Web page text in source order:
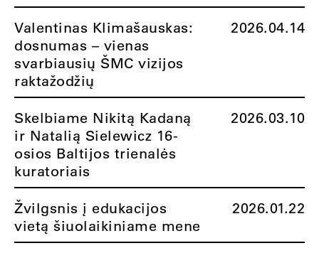
Valentinas Klimašauskas:
dosnumas – vienas
svarbiausių ŠMC vizijos
raktažodžių
2026.04.14
Skelbiame Nikitą Kadaną
ir Natalią Sielewicz 16-
osios Baltijos trienalės
kuratoriais
2026.03.10
Žvilgsnis į edukacijos
vietą šiuolaikiniame mene
2026.01.22